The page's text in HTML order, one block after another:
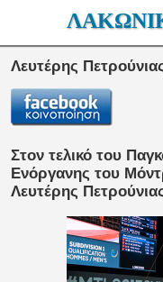
Λευτέρης
Στον τελικό του
Ενόργανης του
Λευτέρης